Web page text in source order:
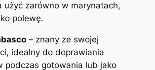
użyć zarówno w marynatach,
polewę.
– znany ze swojej
idealny do doprawiania
podczas gotowania lub jako